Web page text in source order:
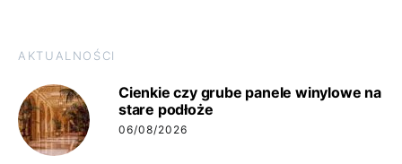
AKTUALNOŚCI
Cienkie czy grube panele winylowe na
stare podłoże
06/08/2026